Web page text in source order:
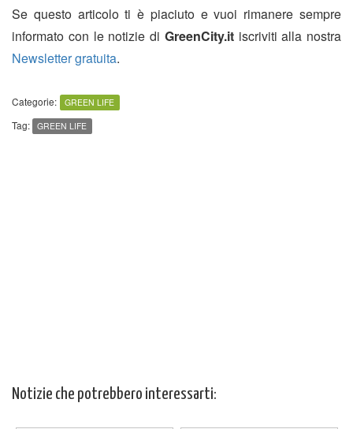
Se questo articolo ti è piaciuto e vuoi rimanere sempre
informato con le notizie di GreenCity.itiscriviti alla nostra
Newsletter gratuita.
Categorie: GREEN LIFE
Tag: GREEN LIFE
Notizie che potrebbero interessarti: